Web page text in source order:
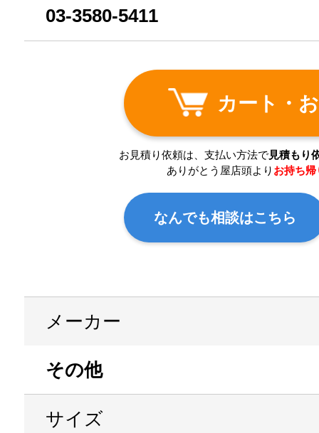
03-3580-5411
カート・
お見積り依頼は、支払い方法で見積もり
ありがとう屋店頭より お持ち帰
なんでも相談はこちら
メーカー
その他
サイズ